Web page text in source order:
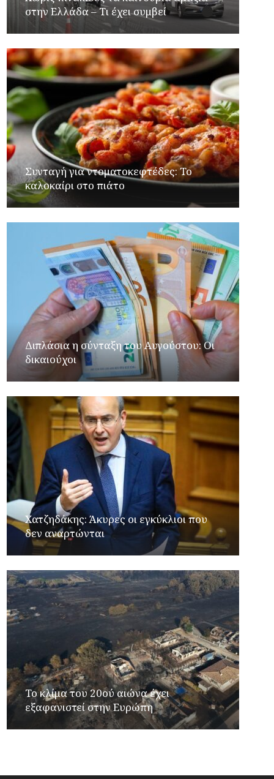
στην Ελλάδα – Τι έχει συμβεί
Συνταγή για ντοματοκεφτέδες: Το
καλοκαίρι στο πιάτο
Διπλάσια η σύνταξη του Αυγούστου: Οι
δικαιούχοι
Xατζηδάκης: Άκυρες οι εγκύκλιοι που
δεν αναρτώνται
Το κλίμα του 20ού αιώνα έχει
εξαφανιστεί στην Ευρώπη